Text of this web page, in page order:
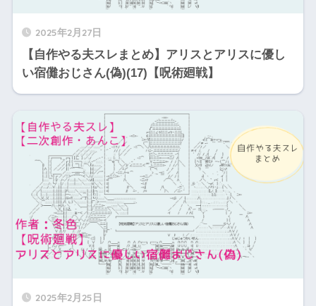
2025年2月27日
【自作やる夫スレまとめ】アリスとアリスに優し
い宿儺おじさん(偽)(17)【呪術廻戦】
2025年2月25日